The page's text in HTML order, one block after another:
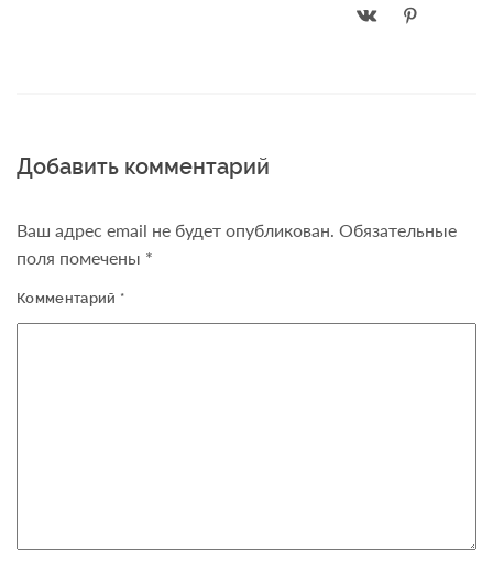
Добавить комментарий
Ваш адрес email не будет опубликован. Обязательные
поля помечены *
Комментарий *